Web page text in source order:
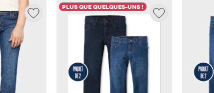
PLUS QUE QUELQUES-UNS !